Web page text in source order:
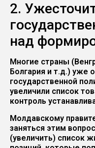
2.
над
Многие страны
Болгария и т.д.) уже
государственной
увеличили список
контроль
Молдавскому
заняться этим
(увеличить) список